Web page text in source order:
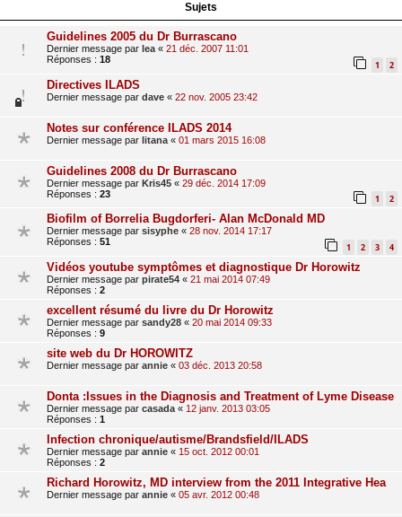
Sujets
Guidelines 2005 du Dr Burrascano
Dernier message par lea « 21 déc. 2007 11:01
Réponses : 18 1 2
Directives ILADS
Dernier message par dave « 22 nov. 2005 23:42
Notes sur conférence ILADS 2014
Dernier message par litana « 01 mars 2015 16:08
Guidelines 2008 du Dr Burrascano
Dernier message par Kris45 « 29 déc. 2014 17:09
Réponses : 23 1 2
Biofilm of Borrelia Bugdorferi- Alan McDonald MD
Dernier message par sisyphe « 28 nov. 2014 17:17
Réponses : 51 1 2 3 4
Vidéos youtube symptômes et diagnostique Dr Horowitz
Dernier message par pirate54 « 21 mai 2014 07:49
Réponses : 2
excellent résumé du livre du Dr Horowitz
Dernier message par sandy28 « 20 mai 2014 09:33
Réponses : 9
site web du Dr HOROWITZ
Dernier message par annie « 03 déc. 2013 20:58
Donta :Issues in the Diagnosis and Treatment of Lyme Disease
Dernier message par casada « 12 janv. 2013 03:05
Réponses : 1
Infection chronique/autisme/Brandsfield/ILADS
Dernier message par annie « 15 oct. 2012 00:01
Réponses : 2
Richard Horowitz, MD interview from the 2011 Integrative Hea
Dernier message par annie « 05 avr. 2012 00:48